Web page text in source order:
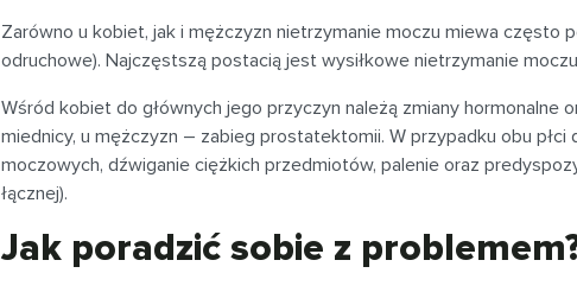
Zarówno u kobiet, jak i mężczyzn nietrzymanie moczu miewa często
odruchowe). Najczęstszą postacią jest wysiłkowe nietrzymanie
Wśród kobiet do głównych jego przyczyn należą zmiany hormonalne
miednicy, u mężczyzn – zabieg prostatektomii. W przypadku obu płci
moczowych, dźwiganie ciężkich przedmiotów, palenie oraz
łącznej).
Jak poradzić sobie z